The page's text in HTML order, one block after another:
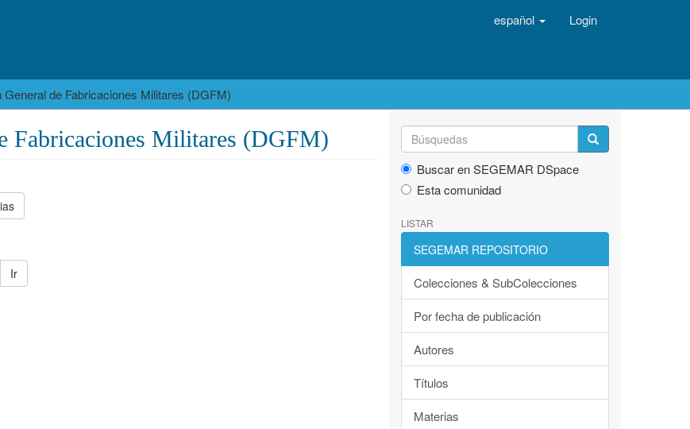
español Login
de Fabricaciones Militares (DGFM)
Fabricaciones Militares (DGFM)
Ir
Buscar en SEGEMAR DSpace
Esta comunidad
LISTAR
SEGEMAR REPOSITORIO
Colecciones & SubColecciones
Por fecha de publicación
Autores
Títulos
Materias